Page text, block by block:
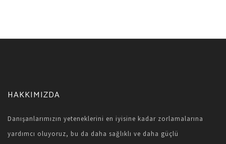
HAKKIMIZDA
Danışanlarımızın yeteneklerini en iyisine kadar zorlamalarına
yardımcı oluyoruz, bu da daha sağlıklı ve daha güçlü